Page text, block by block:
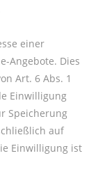
einer
Angebote. Dies
Art. 6 Abs. 1
Einwilligung
Speicherung
auf
Einwilligung ist